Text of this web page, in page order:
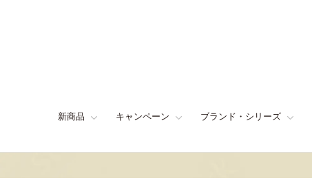
新商品 キャンペーン ブランド・シリーズ